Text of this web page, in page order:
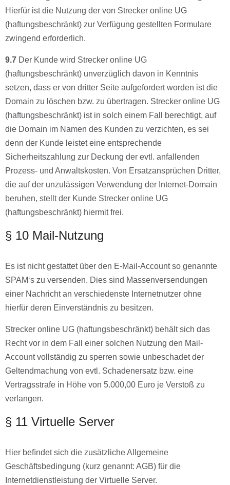
Hierfür ist die Nutzung der von Strecker online UG
(haftungsbeschränkt) zur Verfügung gestellten Formulare
zwingend erforderlich.
9.7 Der Kunde wird Strecker online UG
(haftungsbeschränkt) unverzüglich davon in Kenntnis
setzen, dass er von dritter Seite aufgefordert worden ist die
Domain zu löschen bzw. zu übertragen. Strecker online UG
(haftungsbeschränkt) ist in solch einem Fall berechtigt, auf
die Domain im Namen des Kunden zu verzichten, es sei
denn der Kunde leistet eine entsprechende
Sicherheitszahlung zur Deckung der evtl. anfallenden
Prozess- und Anwaltskosten. Von Ersatzansprüchen Dritter,
die auf der unzulässigen Verwendung der Internet-Domain
beruhen, stellt der Kunde Strecker online UG
(haftungsbeschränkt) hiermit frei.
§ 10 Mail-Nutzung
Es ist nicht gestattet über den E-Mail-Account so genannte
SPAM‘s zu versenden. Dies sind Massenversendungen
einer Nachricht an verschiedenste Internetnutzer ohne
hierfür deren Einverständnis zu besitzen.
Strecker online UG (haftungsbeschränkt) behält sich das
Recht vor in dem Fall einer solchen Nutzung den Mail-
Account vollständig zu sperren sowie unbeschadet der
Geltendmachung von evtl. Schadenersatz bzw. eine
Vertragsstrafe in Höhe von 5.000,00 Euro je Verstoß zu
verlangen.
§ 11 Virtuelle Server
Hier beﬁndet sich die zusätzliche Allgemeine
Geschäftsbedingung (kurz genannt: AGB) für die
Internetdienstleistung der Virtuelle Server.